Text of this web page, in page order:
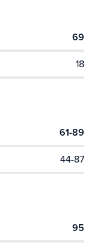
69
18
61-89
44-87
95